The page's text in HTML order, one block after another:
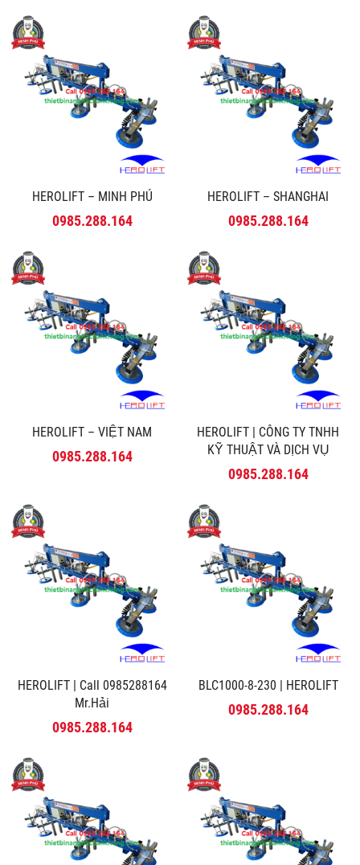
HEROLIFT – MINH PHÚ
0985.288.164
HEROLIFT – SHANGHAI
0985.288.164
HEROLIFT – VIỆT NAM
0985.288.164
HEROLIFT | CÔNG TY TNHH
KỸ THUẬT VÀ DỊCH VỤ
MINH PHÚ
0985.288.164
HEROLIFT | Call 0985288164
Mr.Hải
0985.288.164
BLC1000-8-230 | HEROLIFT
0985.288.164